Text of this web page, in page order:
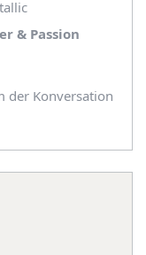
& Passion
der Konversation